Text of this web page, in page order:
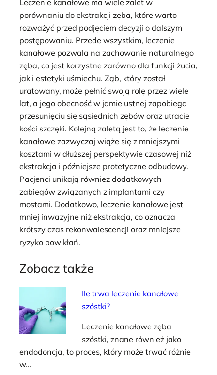
Leczenie kanałowe ma wiele zalet w
porównaniu do ekstrakcji zęba, które warto
rozważyć przed podjęciem decyzji o dalszym
postępowaniu. Przede wszystkim, leczenie
kanałowe pozwala na zachowanie naturalnego
zęba, co jest korzystne zarówno dla funkcji żucia,
jak i estetyki uśmiechu. Ząb, który został
uratowany, może pełnić swoją rolę przez wiele
lat, a jego obecność w jamie ustnej zapobiega
przesunięciu się sąsiednich zębów oraz utracie
kości szczęki. Kolejną zaletą jest to, że leczenie
kanałowe zazwyczaj wiąże się z mniejszymi
kosztami w dłuższej perspektywie czasowej niż
ekstrakcja i późniejsze protetyczne odbudowy.
Pacjenci unikają również dodatkowych
zabiegów związanych z implantami czy
mostami. Dodatkowo, leczenie kanałowe jest
mniej inwazyjne niż ekstrakcja, co oznacza
krótszy czas rekonwalescencji oraz mniejsze
ryzyko powikłań.
Zobacz także
Ile trwa leczenie kanałowe
szóstki?
Leczenie kanałowe zęba
szóstki, znane również jako
endodoncja, to proces, który może trwać różnie
w…